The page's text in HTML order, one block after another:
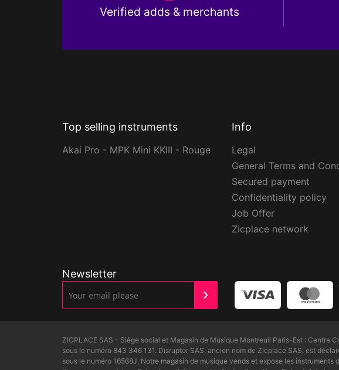
Verified adds & merchants
Top selling instruments
Akai Pro - MPK Mini KKIII - Rouge
Info
Legal
General Terms and
Secured payment
Confidentiality policy
Job Offer
Zicplace network
Newsletter
ZICPLACE SAS - Siège social et Magasin de Musique Montreuil Paris-Est :
sous le numéro 843 346 131. Disruptor SAS, ancien nom de Zicplace SAS, est
sous le numéro 16568J. Notre magasin de musique vends et expose les